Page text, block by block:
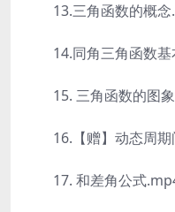
13.三角函数的概念
14.同角三角函数基
15. 三角函数的图象
16.【赠】动态周期
17. 和差角公式